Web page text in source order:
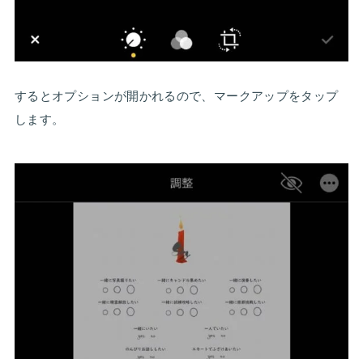
するとオプションが開かれるので、マークアップをタップ
します。